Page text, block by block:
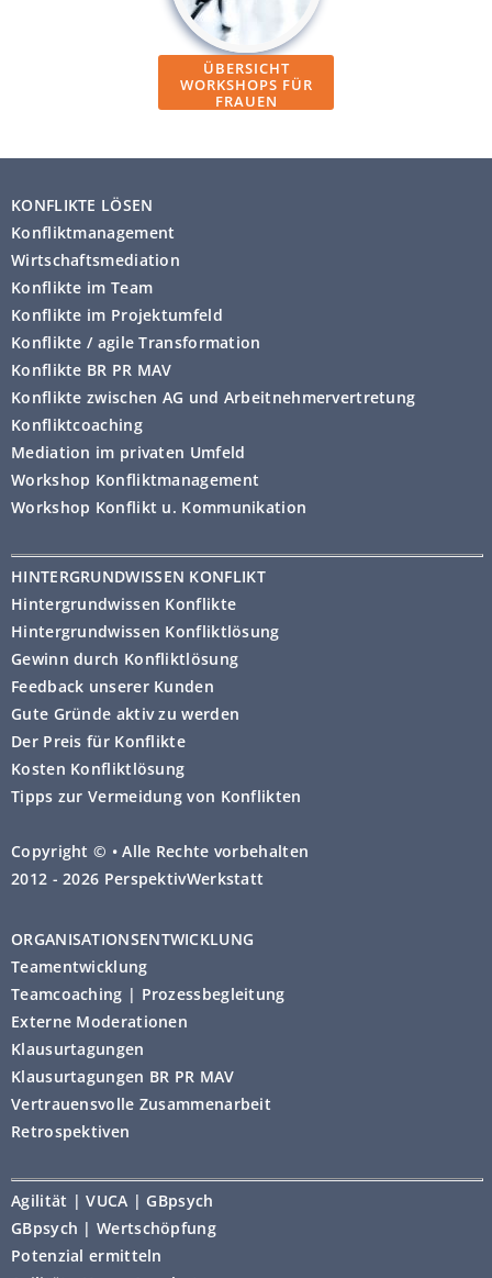
ÜBERSICHT
WORKSHOPS FÜR
FRAUEN
KONFLIKTE LÖSEN
Konfliktmanagement
Wirtschaftsmediation
Konflikte im Team
Konflikte im Projektumfeld
Konflikte / agile Transformation
Konflikte BR PR MAV
Konflikte zwischen AG und Arbeitnehmervertretung
Konfliktcoaching
Mediation im privaten Umfeld
Workshop Konfliktmanagement
Workshop Konflikt u. Kommunikation
HINTERGRUNDWISSEN KONFLIKT
Hintergrundwissen Konflikte
Hintergrundwissen Konfliktlösung
Gewinn durch Konfliktlösung
Feedback unserer Kunden
Gute Gründe aktiv zu werden
Der Preis für Konflikte
Kosten Konfliktlösung
Tipps zur Vermeidung von Konflikten
Copyright © • Alle Rechte vorbehalten
2012 - 2026 PerspektivWerkstatt
ORGANISATIONSENTWICKLUNG
Teamentwicklung
Teamcoaching | Prozessbegleitung
Externe Moderationen
Klausurtagungen
Klausurtagungen BR PR MAV
Vertrauensvolle Zusammenarbeit
Retrospektiven
Agilität | VUCA | GBpsych
GBpsych | Wertschöpfung
Potenzial ermitteln